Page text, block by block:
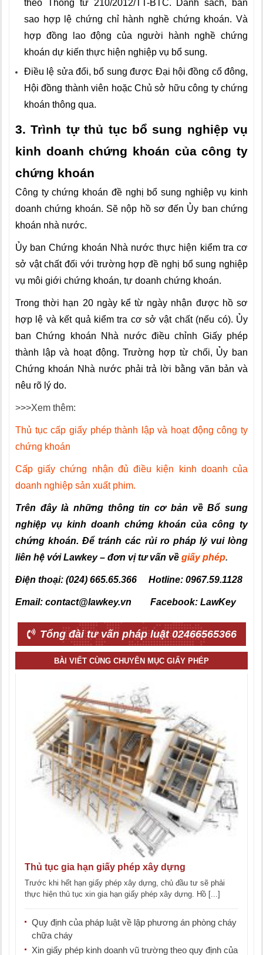
theo Thông tư 210/2012/TT-BTC. Danh sách, bản
sao hợp lệ chứng chỉ hành nghề chứng khoán. Và
hợp đồng lao động của người hành nghề chứng
khoán dự kiến thực hiện nghiệp vụ bổ sung.
Điều lệ sửa đổi, bổ sung được Đại hội đồng cổ đông,
Hội đồng thành viên hoặc Chủ sở hữu công ty chứng
khoán thông qua.
3. Trình tự thủ tục bổ sung nghiệp vụ
kinh doanh chứng khoán của công ty
chứng khoán
Công ty chứng khoán đề nghị bổ sung nghiệp vụ kinh
doanh chứng khoán. Sẽ nộp hồ sơ đến Ủy ban chứng
khoán nhà nước.
Ủy ban Chứng khoán Nhà nước thực hiện kiểm tra cơ
sở vật chất đối với trường hợp đề nghị bổ sung nghiệp
vụ môi giới chứng khoán, tự doanh chứng khoán.
Trong thời hạn 20 ngày kể từ ngày nhận được hồ sơ
hợp lệ và kết quả kiểm tra cơ sở vật chất (nếu có). Ủy
ban Chứng khoán Nhà nước điều chỉnh Giấy phép
thành lập và hoạt động. Trường hợp từ chối, Ủy ban
Chứng khoán Nhà nước phải trả lời bằng văn bản và
nêu rõ lý do.
>>>Xem thêm:
Thủ tục cấp giấy phép thành lập và hoạt động công ty
chứng khoán
Cấp giấy chứng nhận đủ điều kiện kinh doanh của
doanh nghiệp sản xuất phim.
Trên đây là những thông tin cơ bản về Bổ sung
nghiệp vụ kinh doanh chứng khoán của công ty
chứng khoán. Để tránh các rủi ro pháp lý vui lòng
liên hệ với Lawkey – đơn vị tư vấn về giấy phép.
Điện thoại: (024) 665.65.366 Hotline: 0967.59.1128
Email: contact@lawkey.vn Facebook: LawKey
Tổng đài tư vấn pháp luật 02466565366
BÀI VIẾT CÙNG CHUYÊN MỤC GIẤY PHÉP
Thủ tục gia hạn giấy phép xây dựng
Trước khi hết hạn giấy phép xây dựng, chủ đầu tư sẽ phải
thực hiện thủ tục xin gia hạn giấy phép xây dựng. Hồ [...]
Quy định của pháp luật về lập phương án phòng cháy
chữa cháy
Xin giấy phép kinh doanh vũ trường theo quy định của